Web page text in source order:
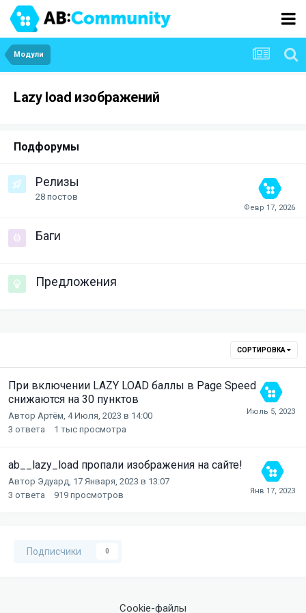
Модули
Lazy load изображений
Подфорумы
Релизы
28 постов
Баги
Предложения
СОРТИРОВКА
При включении LAZY LOAD баллы в Page Speed
снижаются на 30 пунктов
Автор Артём 4 Июля, 2023 в 14:00
3 ответа 1 тыс просмотра
ab__lazy_load пропали изображения на сайте!
Автор Эдуард 17 Января, 2023 в 13:07
3 ответа 919 просмотров
Подписчики 0
Cookie-файлы